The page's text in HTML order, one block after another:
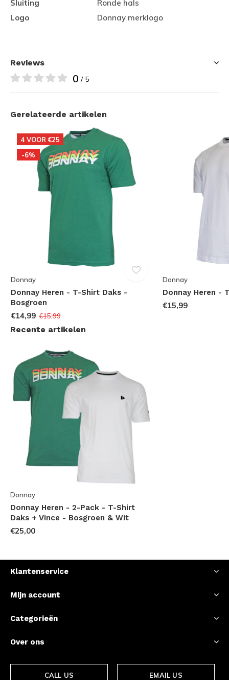
Sluiting
Ronde hals
Logo
Donnay merklogo
Reviews
0 / 5
Gerelateerde artikelen
4 VOOR €25
-6%
Donnay
Donnay Heren - T-Shirt Daks -
Bosgroen
€14,99 €15,99
Donnay
Donnay Heren -
€15,99
Recente artikelen
Donnay
Donnay Heren - 2-Pack - T-Shirt
Daks + Vince - Bosgroen & Wit
€25,00
Klantenservice
Mijn account
Categorieën
Over ons
CALL US EMAIL US